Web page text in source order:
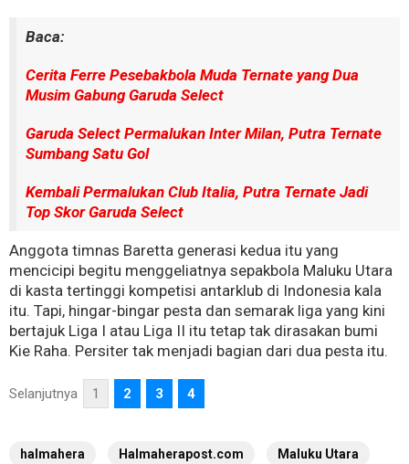
Baca:
Cerita Ferre Pesebakbola Muda Ternate yang Dua
Musim Gabung Garuda Select
Garuda Select Permalukan Inter Milan, Putra Ternate
Sumbang Satu Gol
Kembali Permalukan Club Italia, Putra Ternate Jadi
Top Skor Garuda Select
Anggota timnas Baretta generasi kedua itu yang
mencicipi begitu menggeliatnya sepakbola Maluku Utara
di kasta tertinggi kompetisi antarklub di Indonesia kala
itu. Tapi, hingar-bingar pesta dan semarak liga yang kini
bertajuk Liga I atau Liga II itu tetap tak dirasakan bumi
Kie Raha. Persiter tak menjadi bagian dari dua pesta itu.
Selanjutnya 1 2 3 4
halmahera Halmaherapost.com Maluku Utara